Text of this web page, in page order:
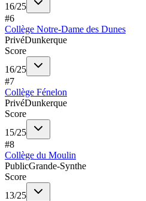
16/25
#6
Collège Notre-Dame des Dunes
PrivéDunkerque
Score
16/25
#7
Collège Fénelon
PrivéDunkerque
Score
15/25
#8
Collège du Moulin
PublicGrande-Synthe
Score
13/25